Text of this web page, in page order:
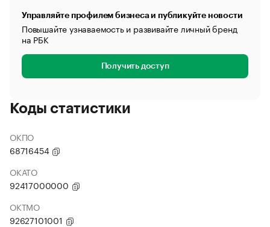
Управляйте профилем бизнеса и публикуйте новости
Повышайте узнаваемость и развивайте личный бренд
на РБК
Получить доступ
Коды статистики
ОКПО
68716454
ОКАТО
92417000000
ОКТМО
92627101001